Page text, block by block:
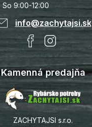
So 9:00-12:00
info@zachytajsi.sk
Kamenná predajňa
ZACHYTAJSI s.r.o.